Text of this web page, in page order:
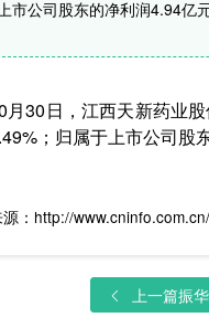
市公司股东的净利润4.94
月30日，江西天新药业
；归属于上市公司
：http://
上一篇振